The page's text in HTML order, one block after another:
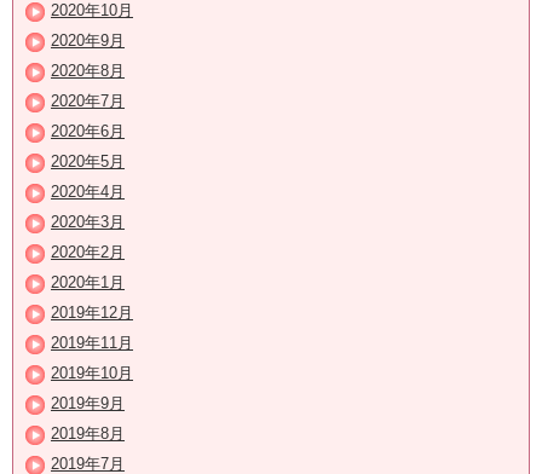
2020年10月
2020年9月
2020年8月
2020年7月
2020年6月
2020年5月
2020年4月
2020年3月
2020年2月
2020年1月
2019年12月
2019年11月
2019年10月
2019年9月
2019年8月
2019年7月